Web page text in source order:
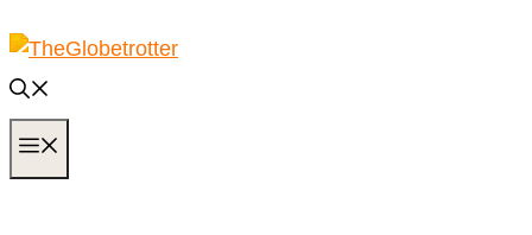
Inhalt
springen